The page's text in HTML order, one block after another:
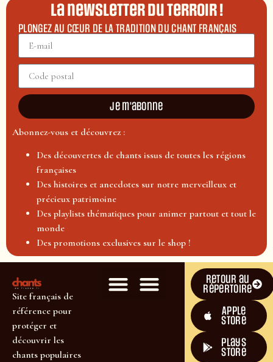
La newsletter du terroir !
PLONGEZ AU CŒUR DE LA TRADITION DU CHANT FRANÇAIS
Je m'abonne
Abonnez-vous et découvrez :
Des découvertes de chants issus de toutes les régions
françaises
Des histoires et anecdotes sur notre merveilleux et
précieux patrimoine
Des playlists thématiques pour animer partout et tout le
monde
Des promotions exclusives sur le shop !
Site français de
référence pour
protéger et
découvrir les
chants populaires
Retour au
répertoire
Apple
Store
plays
store